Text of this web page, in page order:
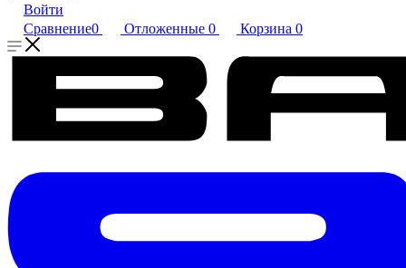
Войти
Сравнение0 Отложенные 0 Корзина 0